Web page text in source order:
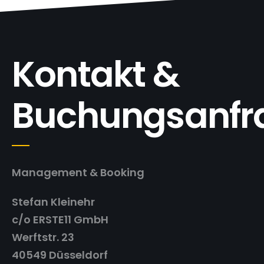
Kontakt &
Management & Booking
Stefan Kleinehr
c/o ERSTE11 GmbH
Werftstr. 23
40549 Düsseldorf